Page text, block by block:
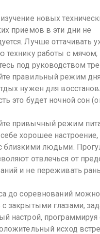
новых
приемов в эти дни не
Лучше оттачивать
технику работы с мячом;
под руководством
правильный режим
нужен для
это будет ночной сон
привычный режим
хорошее настроение,
близкими людьми.
отвлечься от
и не переживать
до соревнований можно
закрытыми глазами,
настрой, программируя
исход